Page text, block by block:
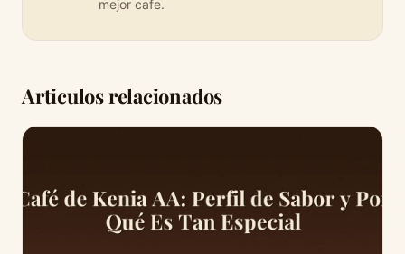
mejor cafe.
Articulos relacionados